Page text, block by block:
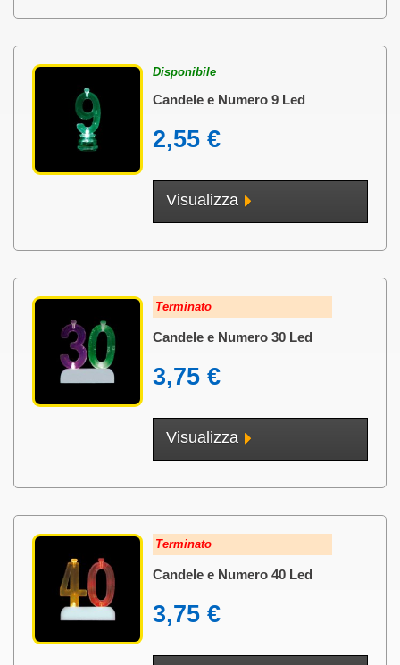
Disponibile
Candele e Numero 9 Led
2,55 €
Visualizza
Terminato
Candele e Numero 30 Led
3,75 €
Visualizza
Terminato
Candele e Numero 40 Led
3,75 €